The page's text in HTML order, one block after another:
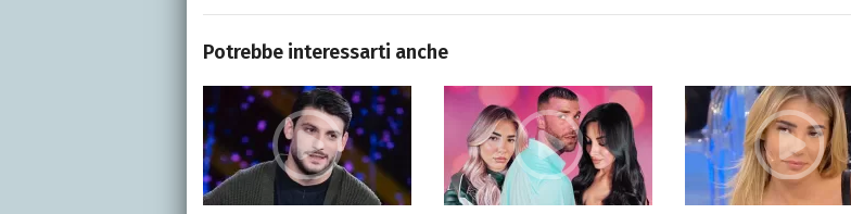
Potrebbe interessarti anche